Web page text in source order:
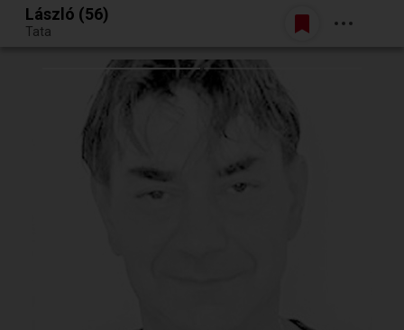
Egy jó randiból bármi lehet.
Belépés
László (56)
Tata